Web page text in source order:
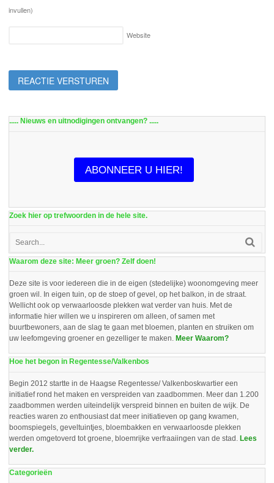
invullen)
Website
..... Nieuws en uitnodigingen ontvangen? .....
ABONNEER U HIER!
Zoek hier op trefwoorden in de hele site.
Waarom deze site: Meer groen? Zelf doen!
Deze site is voor iedereen die in de eigen (stedelijke) woonomgeving meer
groen wil. In eigen tuin, op de stoep of gevel, op het balkon, in de straat.
Wellicht ook op verwaarloosde plekken wat verder van huis. Met de
informatie hier willen we u inspireren om alleen, of samen met
buurtbewoners, aan de slag te gaan met bloemen, planten en struiken om
uw leefomgeving groener en gezelliger te maken. Meer Waarom?
Hoe het begon in Regentesse/Valkenbos
Begin 2012 startte in de Haagse Regentesse/ Valkenboskwartier een
initiatief rond het maken en verspreiden van zaadbommen. Meer dan 1.200
zaadbommen werden uiteindelijk verspreid binnen en buiten de wijk. De
reacties waren zo enthousiast dat meer initiatieven op gang kwamen,
boomspiegels, geveltuintjes, bloembakken en verwaarloosde plekken
werden omgetoverd tot groene, bloemrijke verfraaiingen van de stad. Lees
verder.
Categorieën